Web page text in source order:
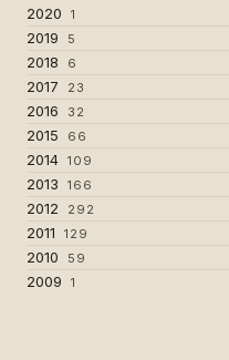
2020 1
2019 5
2018 6
2017 23
2016 32
2015 66
2014 109
2013 166
2012 292
2011 129
2010 59
2009 1